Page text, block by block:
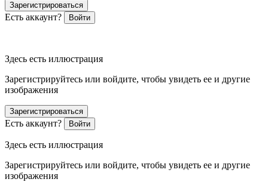
Зарегистрироваться
Есть аккаунт? Войти
Здесь есть иллюстрация
Зарегистрируйтесь или войдите, чтобы увидеть ее и другие
изображения
Зарегистрироваться
Есть аккаунт? Войти
Здесь есть иллюстрация
Зарегистрируйтесь или войдите, чтобы увидеть ее и другие
изображения